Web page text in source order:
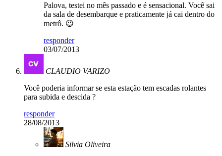
Palova, testei no mês passado e é sensacional. Você sai
da sala de desembarque e praticamente já cai dentro do
metrô. 😉
responder
03/07/2013
CLAUDIO VARIZO
Você poderia informar se esta estação tem escadas rolantes
para subida e descida ?
responder
28/08/2013
Silvia Oliveira